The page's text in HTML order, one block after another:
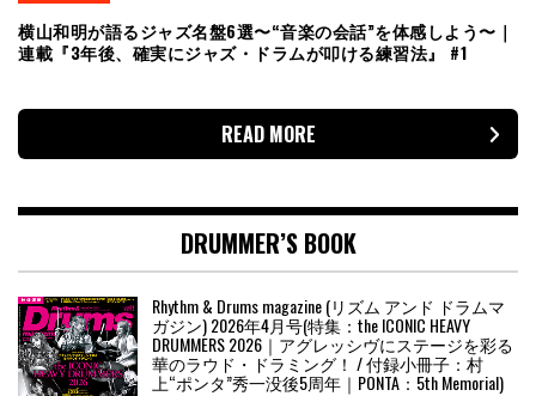
横山和明が語るジャズ名盤6選〜“音楽の会話”を体感しよう〜｜
連載『3年後、確実にジャズ・ドラムが叩ける練習法』 #1
READ MORE
DRUMMER’S BOOK
Rhythm & Drums magazine (リズム アンド ドラムマ
ガジン) 2026年4月号(特集：the ICONIC HEAVY
DRUMMERS 2026｜アグレッシヴにステージを彩る
華のラウド・ドラミング！ / 付録小冊子：村
上“ポンタ”秀一没後5周年｜PONTA：5th Memorial)